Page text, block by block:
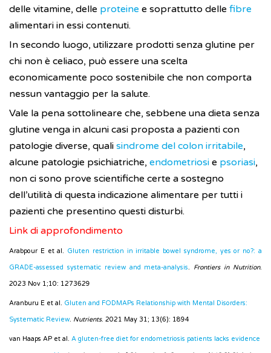
delle vitamine, delle proteine e soprattutto delle fibre
alimentari in essi contenuti.
In secondo luogo, utilizzare prodotti senza glutine per
chi non è celiaco, può essere una scelta
economicamente poco sostenibile che non comporta
nessun vantaggio per la salute.
Vale la pena sottolineare che, sebbene una dieta senza
glutine venga in alcuni casi proposta a pazienti con
patologie diverse, quali sindrome del colon irritabile,
alcune patologie psichiatriche, endometriosi e psoriasi,
non ci sono prove scientifiche certe a sostegno
dell’utilità di questa indicazione alimentare per tutti i
pazienti che presentino questi disturbi.
Link di approfondimento
Arabpour E et al. Gluten restriction in irritable bowel syndrome, yes or no?: a
GRADE-assessed systematic review and meta-analysis. Frontiers in Nutrition.
2023 Nov 1;10: 1273629
Aranburu E et al. Gluten and FODMAPs Relationship with Mental Disorders:
Systematic Review. Nutrients. 2021 May 31; 13(6): 1894
van Haaps AP et al. A gluten-free diet for endometriosis patients lacks evidence